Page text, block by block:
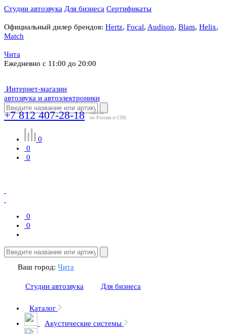
Студии автозвука Для бизнеса Сертификаты
Официальный дилер брендов: Hertz, Focal, Audison, Blam, Helix,
Match
Чита
Ежедневно с 11:00 до 20:00
Интернет-магазин
автозвука и автоэлектроники
+7 812 407-28-18
заказы
по России и СПб
0
0
0
0
0
Ваш город: Чита
Студии автозвука Для бизнеса
Каталог
Акустические системы